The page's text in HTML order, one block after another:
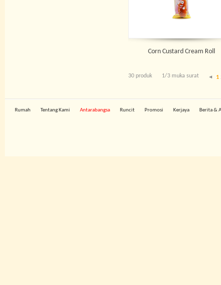
Corn Custard Cream Roll
30 produk 1/3 muka surat 1
Rumah Tentang Kami Antarabangsa Runcit Promosi Kerjaya Berita &